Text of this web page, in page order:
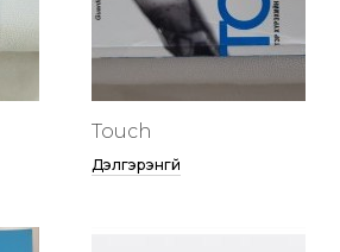
Touch
Дэлгэрэнгүй